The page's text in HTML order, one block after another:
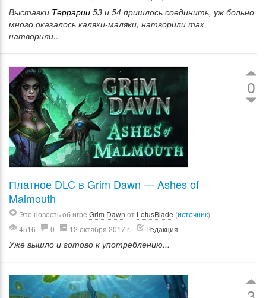
Выставки Террарии 53 и 54 пришлось соединить, уж больно
много оказалось каляки-маляки, натворили так
натворили...
0
Платное DLC в Grim Dawn — Ashes of
Malmouth
Это новость об игре Grim Dawn от LotusBlade (источник)
4516
0 12 октября 2017 г. Редакция
Уже вышло и готово к употреблению...